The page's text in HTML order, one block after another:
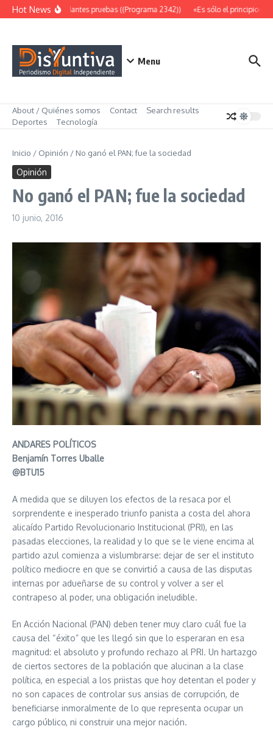
Saltar al contenido
Hot NewsAbundantes pruebas ((Programa 2342)) «Es sólo el principio»
Menu
About / Quiénes somos Contact
Search results
Deportes
Tecnología
Inicio / Opinión / No ganó el PAN; fue la sociedad
Opinión
No ganó el PAN; fue la sociedad
10 junio, 2016
ANDARES POLÍTICOS
Benjamín Torres Uballe
@BTU15
A medida que se diluyen los efectos de la resaca por el
sorprendente e inesperado triunfo panista a costa del ahora
alicaído Partido Revolucionario Institucional (PRI), en las
pasadas elecciones, la realidad y lo que se le viene encima al
partido azul comienza a vislumbrarse: dejar de ser el instituto
político mediocre en que se convirtió a causa de las disputas
internas por adueñarse de su control y volver a ser el
contrapeso al poder, una obligación ineludible.
En Acción Nacional (PAN) deben tener muy claro cuál fue la
causa del “éxito” que les llegó sin que lo esperaran en esa
magnitud: el absoluto y profundo rechazo al PRI. Un hartazgo
de ciertos sectores de la población que alucinan a la clase
política, en especial a los priistas que hoy detentan el poder y
no son capaces de controlar sus ansias de corrupción, de
beneficiarse inmoralmente de lo que representa ocupar un
cargo público, ni construir una mejor nación.